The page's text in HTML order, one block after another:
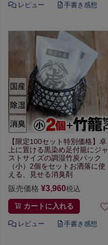
【限定100セット特別価格】 卓
上に置ける黒染め足付籠にジャ
ストサイズの調湿竹炭パック
（小）2個をセット お洒落に使
える、見せる消臭剤
販売価格 ¥3,960税込
カートに入れる